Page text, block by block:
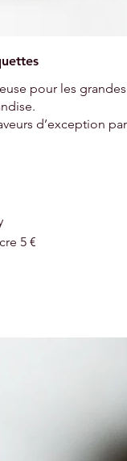
pour les grandes
d’exception
5 €